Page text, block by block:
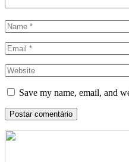
Save my name, email, and